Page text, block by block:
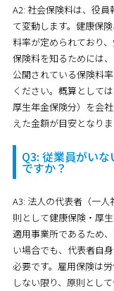
A2: 社会保険料は、役
て変動します。健康保
料率が定められており
保険料を知るためには
公開されている保険料
ください。概算として
厚生年金保険分）を会
えた金額が目安となり
Q3: 従業員がい
ですか？
A3: 法人の代表者（一
則として健康保険・厚
適用事業所であるため
い場合でも、代表者自
必要です。雇用保険は
しない限り、原則とし